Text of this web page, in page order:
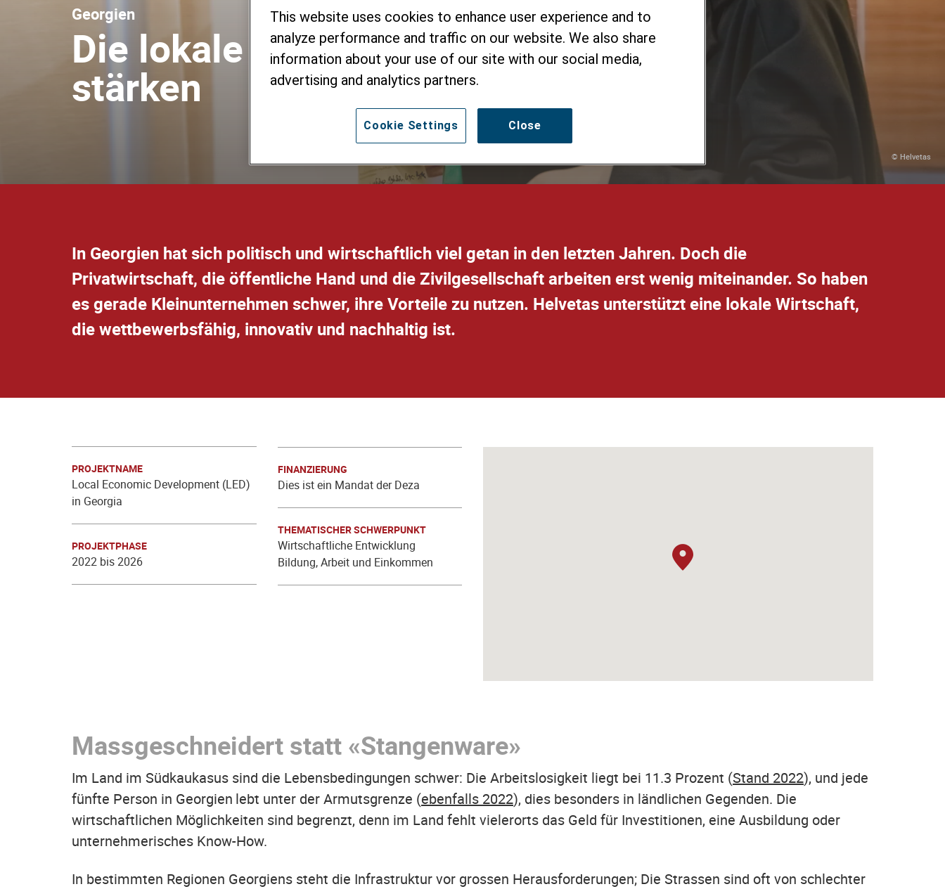
Georgien
Die lokale Wirtschaft in Georgien
stärken
© Helvetas
In Georgien hat sich politisch und wirtschaftlich viel getan in den letzten Jahren. Doch die
Privatwirtschaft, die öffentliche Hand und die Zivilgesellschaft arbeiten erst wenig miteinander. So haben
es gerade Kleinunternehmen schwer, ihre Vorteile zu nutzen. Helvetas unterstützt eine lokale Wirtschaft,
die wettbewerbsfähig, innovativ und nachhaltig ist.
PROJEKTNAME
Local Economic Development (LED)
in Georgia
PROJEKTPHASE
2022 bis 2026
FINANZIERUNG
Dies ist ein Mandat der Deza
THEMATISCHER SCHWERPUNKT
Wirtschaftliche Entwicklung
Bildung, Arbeit und Einkommen
Massgeschneidert statt «Stangenware»
Im Land im Südkaukasus sind die Lebensbedingungen schwer: Die Arbeitslosigkeit liegt bei 11.3 Prozent (Stand 2022), und jede
fünfte Person in Georgien lebt unter der Armutsgrenze (ebenfalls 2022), dies besonders in ländlichen Gegenden. Die
wirtschaftlichen Möglichkeiten sind begrenzt, denn im Land fehlt vielerorts das Geld für Investitionen, eine Ausbildung oder
unternehmerisches Know-How.
In bestimmten Regionen Georgiens steht die Infrastruktur vor grossen Herausforderungen; Die Strassen sind oft von schlechter
This website uses cookies to enhance user experience and to
analyze performance and traffic on our website. We also share
information about your use of our site with our social media,
advertising and analytics partners.
Close
Cookie Settings